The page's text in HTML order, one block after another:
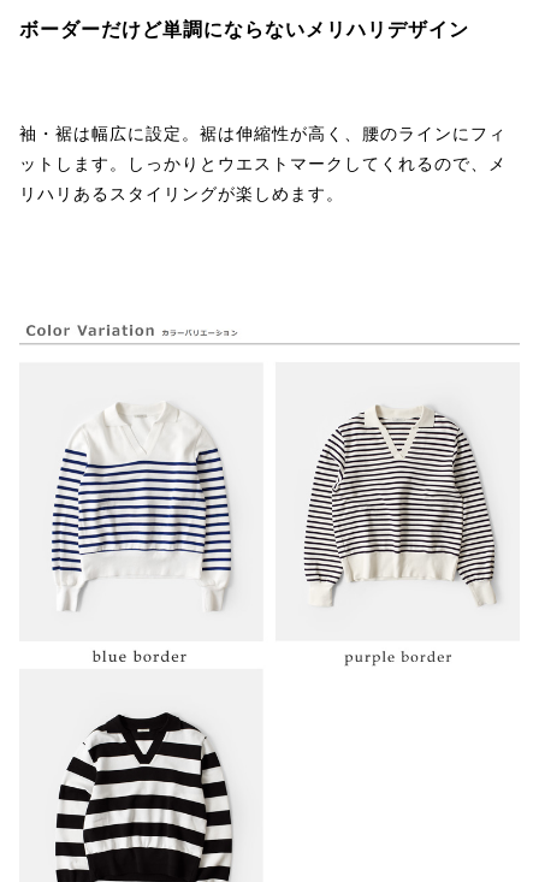
ボーダーだけど単調にならないメリハリデザイン
袖・裾は幅広に設定。裾は伸縮性が高く、腰のラインにフィ
ットします。しっかりとウエストマークしてくれるので、メ
リハリあるスタイリングが楽しめます。